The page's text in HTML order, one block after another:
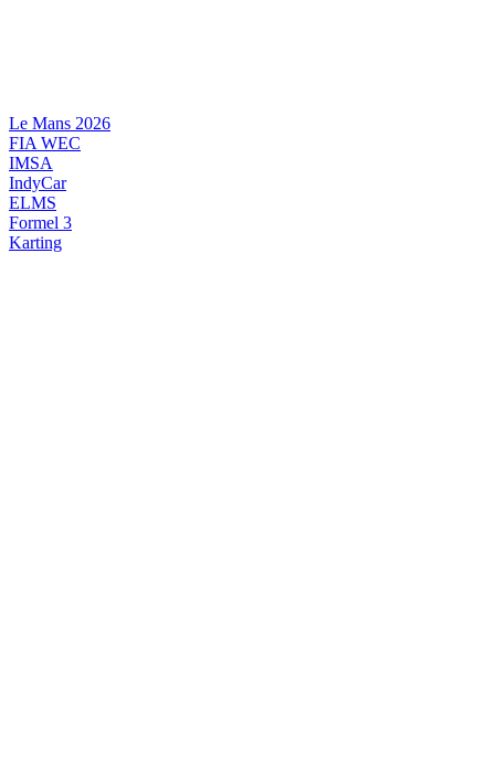
Le Mans 2026
FIA WEC
IMSA
IndyCar
ELMS
Formel 3
Karting